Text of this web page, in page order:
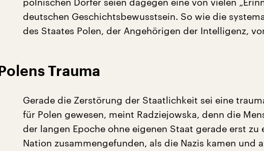
deutschen Geschichtsbewusstsein. So wie die
des Staates Polen, der Angehörigen der Intelligenz,
Polens Trauma
Gerade die Zerstörung der Staatlichkeit sei eine
für Polen gewesen, meint Radziejowska, denn die
der langen Epoche ohne eigenen Staat gerade erst
Nation zusammengefunden, als die Nazis kamen und